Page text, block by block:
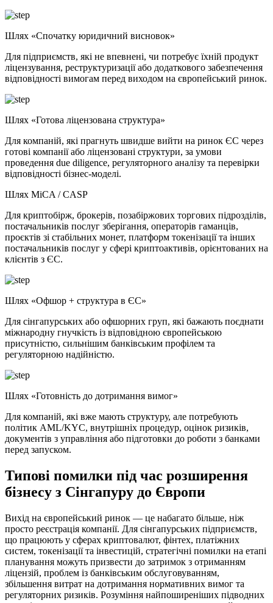
Шлях «Спочатку юридичний висновок»
Для підприємств, які не впевнені, чи потребує їхній продукт
ліцензування, реструктуризації або додаткового забезпечення
відповідності вимогам перед виходом на європейський ринок.
Шлях «Готова ліцензована структура»
Для компаній, які прагнуть швидше вийти на ринок ЄС через
готові компанії або ліцензовані структури, за умови
проведення due diligence, регуляторного аналізу та перевірки
відповідності бізнес-моделі.
Шлях MiCA / CASP
Для криптобірж, брокерів, позабіржових торгових підрозділів,
постачальників послуг зберігання, операторів гаманців,
проєктів зі стабільних монет, платформ токенізації та інших
постачальників послуг у сфері криптоактивів, орієнтованих на
клієнтів з ЄС.
Шлях «Офшор + структура в ЄС»
Для сінгапурських або офшорних груп, які бажають поєднати
міжнародну гнучкість із відповідною європейською
присутністю, сильнішим банківським профілем та
регуляторною надійністю.
Шлях «Готовність до дотримання вимог»
Для компаній, які вже мають структуру, але потребують
політик AML/KYC, внутрішніх процедур, оцінок ризиків,
документів з управління або підготовки до роботи з банками
перед запуском.
Типові помилки під час розширення
бізнесу з Сінгапуру до Європи
Вихід на європейський ринок — це набагато більше, ніж
просто реєстрація компанії. Для сінгапурських підприємств,
що працюють у сферах криптовалют, фінтех, платіжних
систем, токенізації та інвестицій, стратегічні помилки на етапі
планування можуть призвести до затримок з отриманням
ліцензій, проблем із банківським обслуговуванням,
збільшення витрат на дотримання нормативних вимог та
регуляторних ризиків. Розуміння найпоширеніших підводних